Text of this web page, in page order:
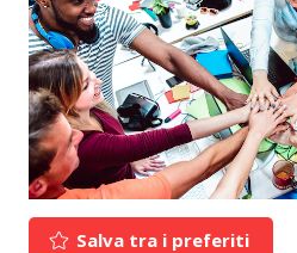
Salva tra i preferiti